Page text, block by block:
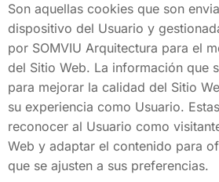
Son aquellas cookies que son
dispositivo del Usuario y
por SOMVIU Arquitectura para el
del Sitio Web. La información que
para mejorar la calidad del Sitio
su experiencia como Usuario.
reconocer al Usuario como
Web y adaptar el contenido para
que se ajusten a sus preferencias.